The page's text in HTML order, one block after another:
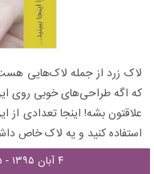
لاک زرد از جمله لاک‌هایی
که اگه طراحی‌های خوبی روی
علاقتون بشه! اینجا تعدادی
استفاده کنید و یه لاک خاص
۴ آبان ۱۳۹۵ - ۱۳:۲۵